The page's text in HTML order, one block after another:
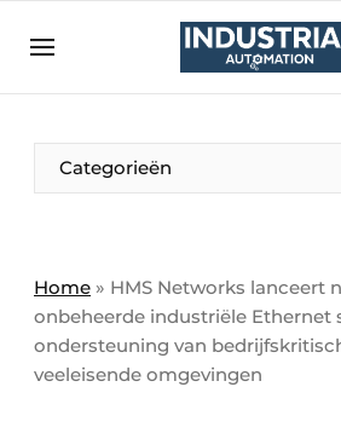
Aanmelden
Bedrijven
Bedrijven
Direct contact
Eigen content aanleveren
Evenement aanmelden
Categorieën
Home » HMS Networks lanceert
onbeheerde industriële Ethernet
ondersteuning van
veeleisende omgevingen